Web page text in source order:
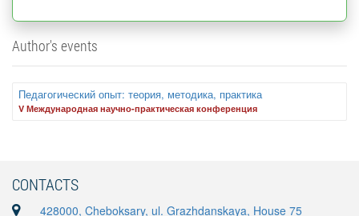
Author's events
Педагогический опыт: теория, методика, практика
V Международная научно-практическая конференция
CONTACTS
428000, Cheboksary, ul. Grazhdanskaya, House 75